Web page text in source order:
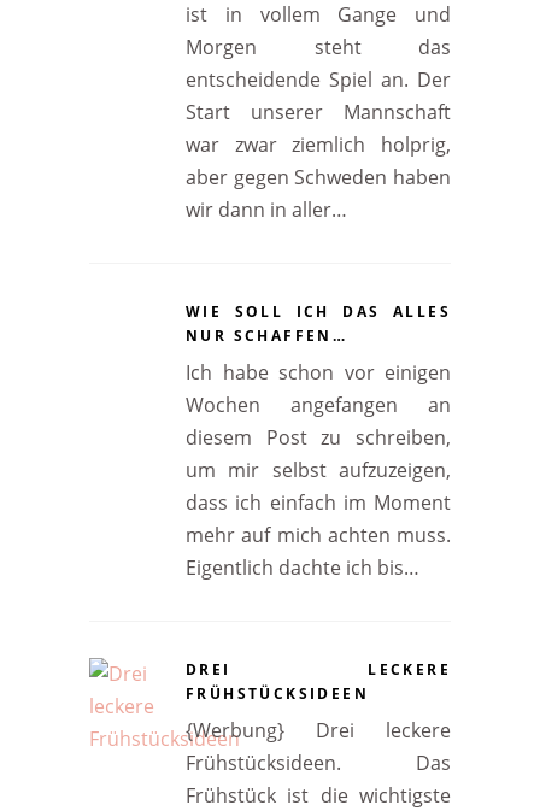
ist in vollem Gange und
Morgen steht das
entscheidende Spiel an. Der
Start unserer Mannschaft
war zwar ziemlich holprig,
aber gegen Schweden haben
wir dann in aller…
WIE SOLL ICH DAS ALLES
NUR SCHAFFEN…
Ich habe schon vor einigen
Wochen angefangen an
diesem Post zu schreiben,
um mir selbst aufzuzeigen,
dass ich einfach im Moment
mehr auf mich achten muss.
Eigentlich dachte ich bis…
DREI LECKERE
FRÜHSTÜCKSIDEEN
{Werbung} Drei leckere
Frühstücksideen. Das
Frühstück ist die wichtigste